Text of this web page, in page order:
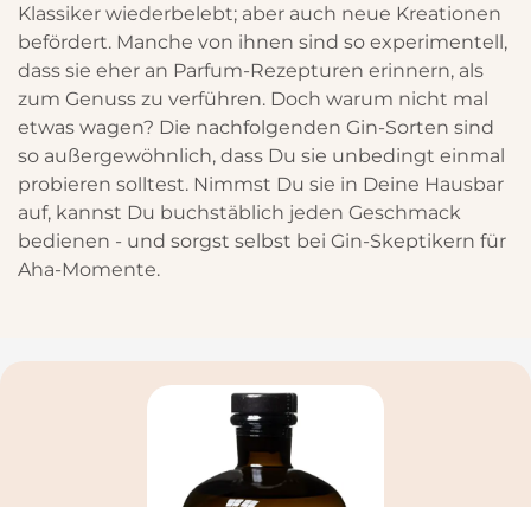
Klassiker wiederbelebt; aber auch neue Kreationen
befördert. Manche von ihnen sind so experimentell,
dass sie eher an Parfum-Rezepturen erinnern, als
zum Genuss zu verführen. Doch warum nicht mal
etwas wagen? Die nachfolgenden Gin-Sorten sind
so außergewöhnlich, dass Du sie unbedingt einmal
probieren solltest. Nimmst Du sie in Deine Hausbar
auf, kannst Du buchstäblich jeden Geschmack
bedienen - und sorgst selbst bei Gin-Skeptikern für
Aha-Momente.